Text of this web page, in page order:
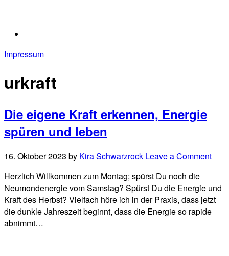
Impressum
urkraft
Die eigene Kraft erkennen, Energie
spüren und leben
16. Oktober 2023 by Kira Schwarzrock Leave a Comment
Herzlich Willkommen zum Montag; spürst Du noch die
Neumondenergie vom Samstag? Spürst Du die Energie und
Kraft des Herbst? Vielfach höre ich in der Praxis, dass jetzt
die dunkle Jahreszeit beginnt, dass die Energie so rapide
abnimmt…